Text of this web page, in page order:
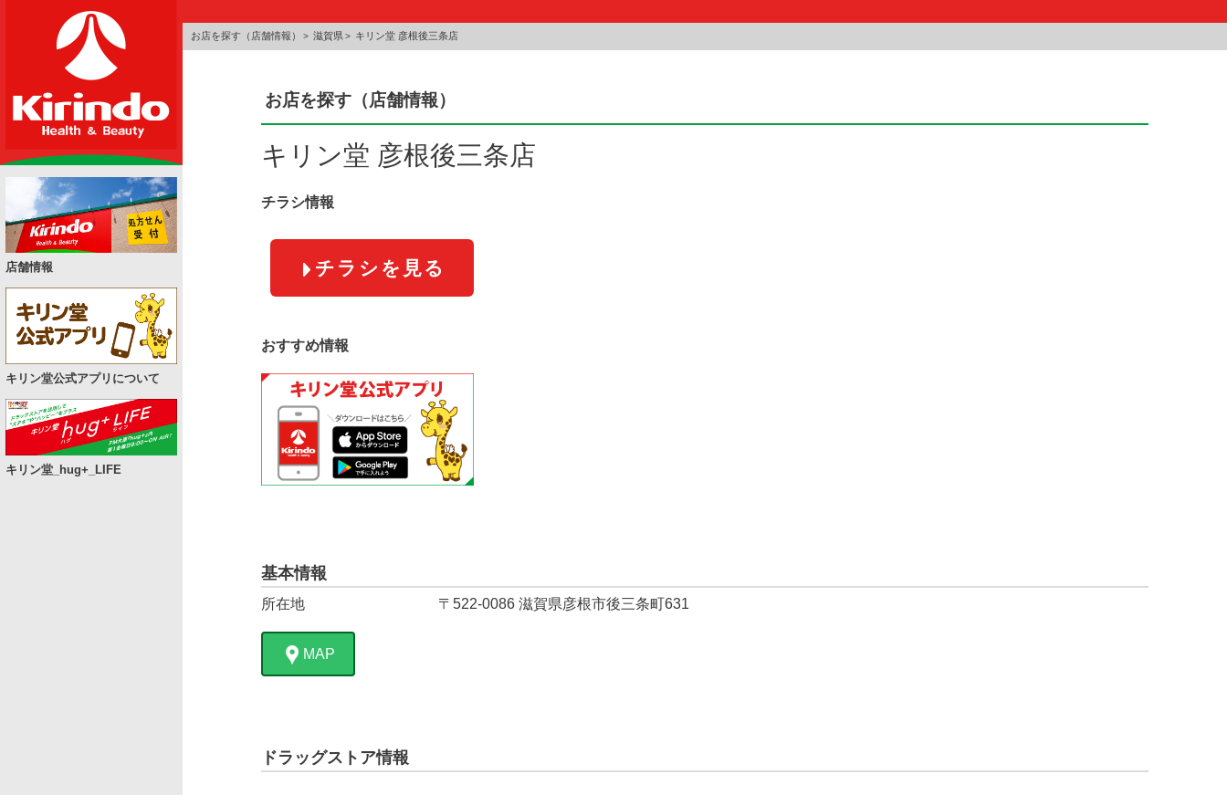
店舗情報
キリン堂公式アプリについて
キリン堂_hug+_LIFE
お店を探す（店舗情報） 滋賀県 キリン堂 彦根後三条店
お店を探す（店舗情報）
キリン堂 彦根後三条店
チラシ情報
チラシを見る
おすすめ情報
基本情報
所在地 〒522-0086 滋賀県彦根市後三条町631
MAP
ドラッグストア情報